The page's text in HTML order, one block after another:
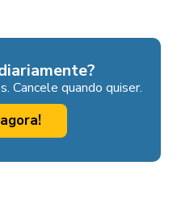
Cancele quando quiser.